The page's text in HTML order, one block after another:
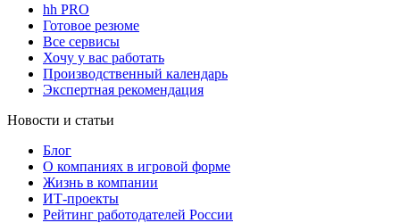
hh PRO
Готовое резюме
Все сервисы
Хочу у вас работать
Производственный календарь
Экспертная рекомендация
Новости и статьи
Блог
О компаниях в игровой форме
Жизнь в компании
ИТ-проекты
Рейтинг работодателей России